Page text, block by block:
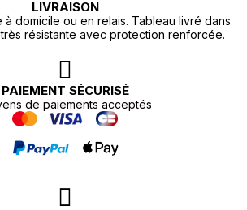
LIVRAISON
à domicile ou en relais. Tableau livré dans
résistante avec protection renforcée.
PAIEMENT SÉCURISÉ
de paiements acceptés